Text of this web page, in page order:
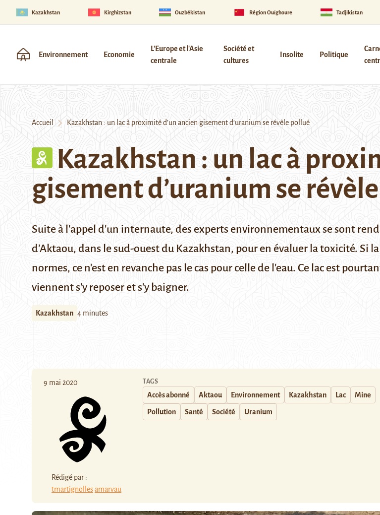
Kazakhstan Kirghizstan Ouzbékistan Région Ouïghoure Tadjikistan
Environnement Economie
L'Europe et l'Asie
centrale
Société et
cultures
Insolite Politique
Accueil Kazakhstan : un lac à proximité d’un ancien gisement d’uranium se révèle pollué
Kazakhstan : un lac à
gisement d’uranium se
Suite à l'appel d'un internaute, des experts environnementaux se sont
d’Aktaou, dans le sud-ouest du Kazakhstan, pour en évaluer la toxicité. Si
normes, ce n'est en revanche pas le cas pour celle de l'eau. Ce lac est
viennent s'y reposer et s'y baigner.
Kazakhstan 4 minutes
9 mai 2020
Rédigé par :
tmartignollesamarvau
TAGS
Accès abonné Aktaou Environnement Kazakhstan Lac Mine
Pollution Santé Société Uranium